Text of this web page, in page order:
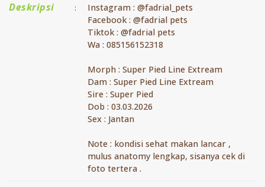
Deskripsi :
Instagram : @fadrial_pets
Facebook : @fadrial pets
Tiktok : @fadrial pets
Wa : 085156152318
Morph : Super Pied Line Extream
Dam : Super Pied Line Extream
Sire : Super Pied
Dob : 03.03.2026
Sex : Jantan
Note : kondisi sehat makan lancar ,
mulus anatomy lengkap, sisanya cek di
foto tertera .